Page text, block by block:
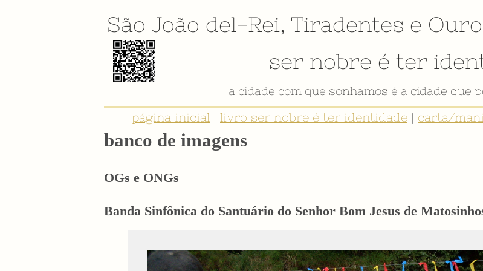
São João del-Rei, Tiradentes e
ser nobre é ter
a cidade com que sonhamos é a cidade que
página inicial | livro ser nobre é ter identidade | carta/
banco de imagens
OGs e ONGs
Banda Sinfônica do Santuário do Senhor Bom Jesus de